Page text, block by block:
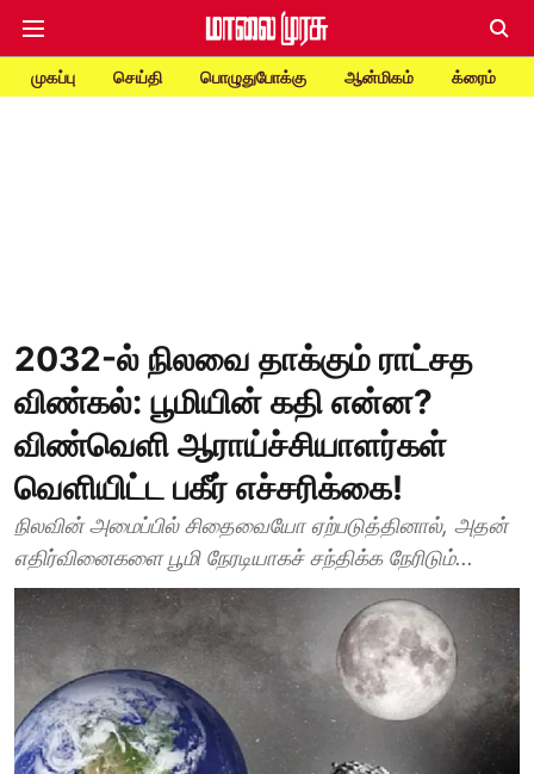
முகப்பு செய்தி பொழுதுபோக்கு ஆன்மிகம் க்ரைம்
2032-ல் நிலவை தாக்கும் ராட்சத
விண்கல்: பூமியின் கதி என்ன?
விண்வெளி ஆராய்ச்சியாளர்கள்
வெளியிட்ட பகீர் எச்சரிக்கை!
நிலவின் அமைப்பில் சிதைவையோ ஏற்படுத்தினால், அதன்
எதிர்வினைகளை பூமி நேரடியாகச் சந்திக்க நேரிடும்...